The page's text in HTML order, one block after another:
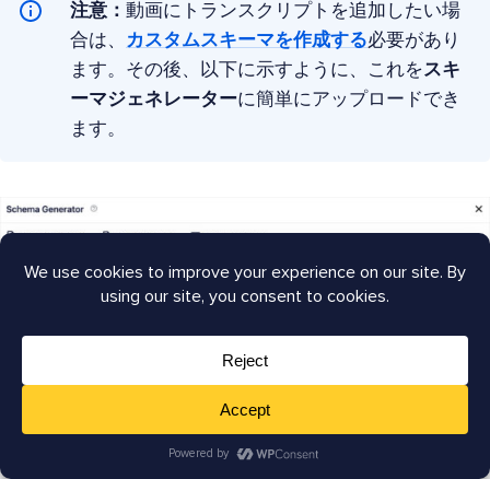
注意： 動画にトランスクリプトを追加したい場
合は、 カスタムスキーマを作成する必要があり
ます。その後、以下に示すように、これをスキ
ーマジェネレーターに簡単にアップロードでき
ます。
次に、Wagering Termsの成長に寄与する最後の要因である
バックリンクを見ていきます。